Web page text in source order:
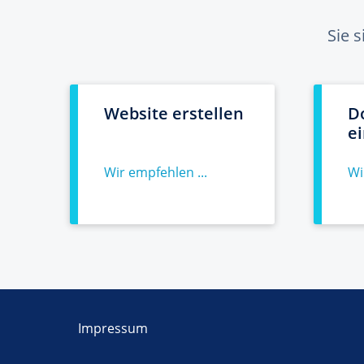
Sie
Website erstellen
Wir empfehlen ...
Impressum